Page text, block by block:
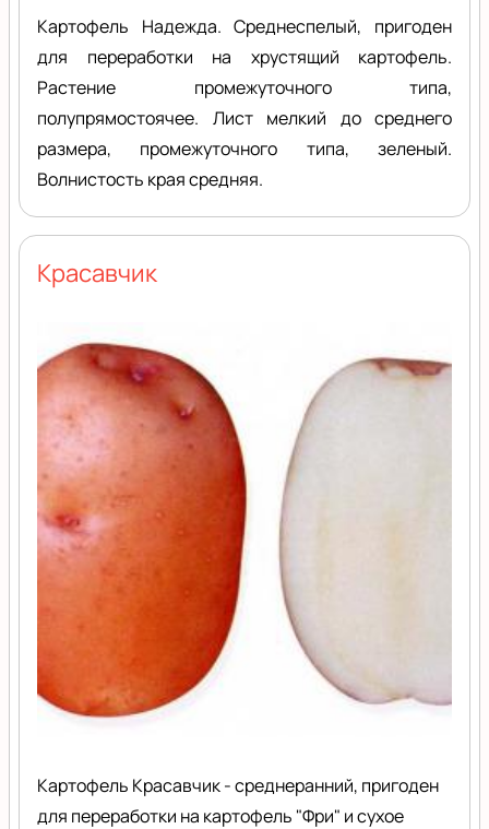
Картофель Надежда. Среднеспелый, пригоден
для переработки на хрустящий картофель.
Растение промежуточного типа,
полупрямостоячее. Лист мелкий до среднего
размера, промежуточного типа, зеленый.
Волнистость края средняя.
Красавчик
Картофель Красавчик - среднеранний, пригоден
для переработки на картофель "Фри" и сухое